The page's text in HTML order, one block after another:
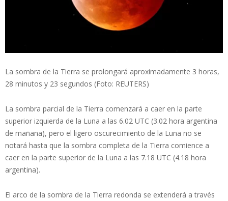
La sombra de la Tierra se prolongará aproximadamente 3 horas,
28 minutos y 23 segundos (Foto: REUTERS)
La sombra parcial de la Tierra comenzará a caer en la parte
superior izquierda de la Luna a las 6.02 UTC (3.02 hora argentina
de mañana), pero el ligero oscurecimiento de la Luna no se
notará hasta que la sombra completa de la Tierra comience a
caer en la parte superior de la Luna a las 7.18 UTC (4.18 hora
argentina).
El arco de la sombra de la Tierra redonda se extenderá a través